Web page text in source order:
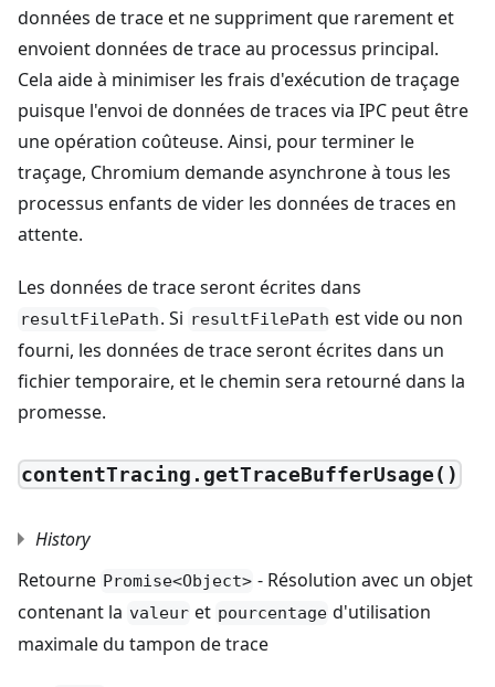
données de trace et ne suppriment que rarement et
envoient données de trace au processus principal.
Cela aide à minimiser les frais d'exécution de traçage
puisque l'envoi de données de traces via IPC peut être
une opération coûteuse. Ainsi, pour terminer le
traçage, Chromium demande asynchrone à tous les
processus enfants de vider les données de traces en
attente.
Les données de trace seront écrites dans
resultFilePath. Si resultFilePath est vide ou non
fourni, les données de trace seront écrites dans un
fichier temporaire, et le chemin sera retourné dans la
promesse.
contentTracing.getTraceBufferUsage()
History
Retourne Promise<Object> - Résolution avec un objet
contenant la valeur et pourcentage d'utilisation
maximale du tampon de trace